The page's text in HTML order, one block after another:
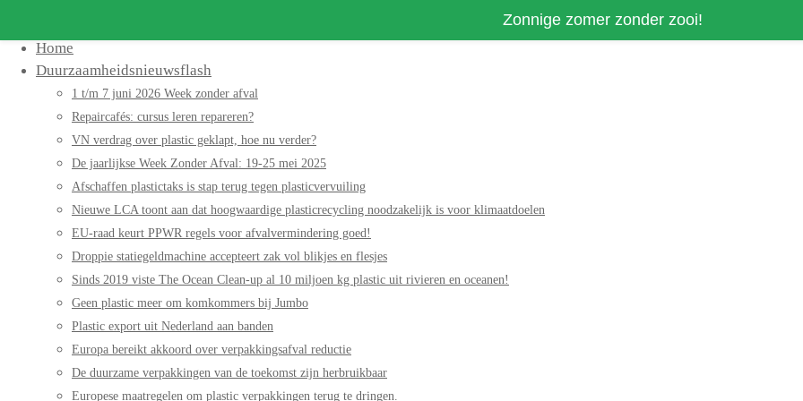
Home
Duurzaamheidsnieuwsflash
1 t/m 7 juni 2026 Week zonder afval
Repaircafés: cursus leren repareren?
VN verdrag over plastic geklapt, hoe nu verder?
De jaarlijkse Week Zonder Afval: 19-25 mei 2025
Afschaffen plastictaks is stap terug tegen plasticvervuiling
Nieuwe LCA toont aan dat hoogwaardige plasticrecycling noodzakelijk is voor klimaatdoelen
EU-raad keurt PPWR regels voor afvalvermindering goed!
Droppie statiegeldmachine accepteert zak vol blikjes en flesjes
Sinds 2019 viste The Ocean Clean-up al 10 miljoen kg plastic uit rivieren en oceanen!
Geen plastic meer om komkommers bij Jumbo
Plastic export uit Nederland aan banden
Europa bereikt akkoord over verpakkingsafval reductie
De duurzame verpakkingen van de toekomst zijn herbruikbaar
Europese maatregelen om plastic verpakkingen terug te dringen.
Zonnige zomer zonder zooi!